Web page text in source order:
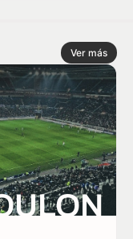
Ver más